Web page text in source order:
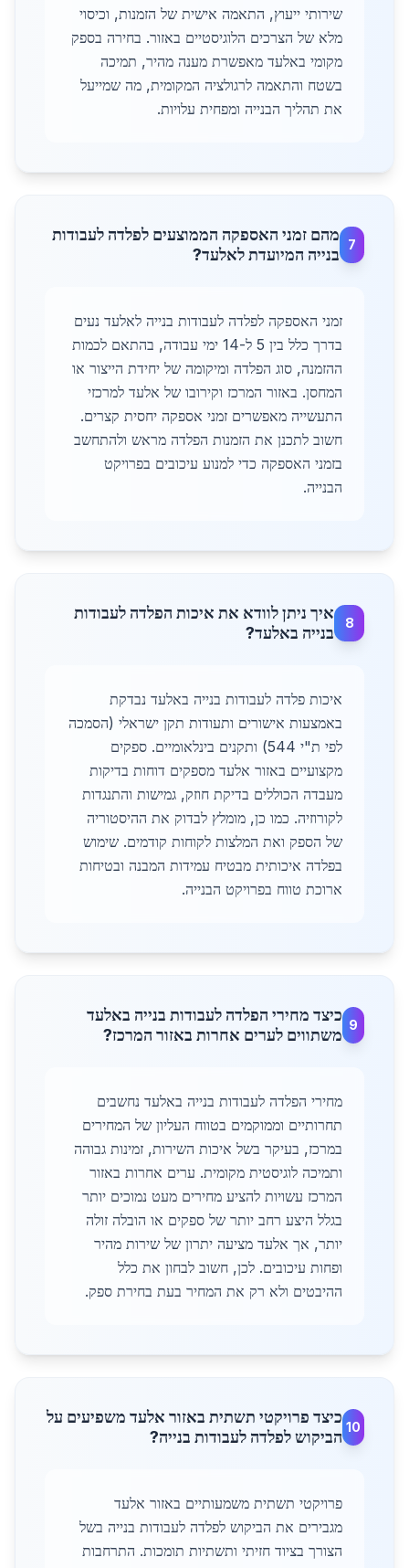
שירותי ייעוץ, התאמה אישית של הזמנות, וכיסוי
מלא של הצרכים הלוגיסטיים באזור. בחירה בספק
מקומי באלעד מאפשרת מענה מהיר, תמיכה
בשטח והתאמה לרגולציה המקומית, מה שמייעל
את תהליך הבנייה ומפחית עלויות.
7
מהם זמני האספקה הממוצעים לפלדה לעבודות
בנייה המיועדת לאלעד?
זמני האספקה לפלדה לעבודות בנייה לאלעד נעים
בדרך כלל בין 5 ל-14 ימי עבודה, בהתאם לכמות
ההזמנה, סוג הפלדה ומיקומה של יחידת הייצור או
המחסן. באזור המרכז וקירובו של אלעד למרכזי
התעשייה מאפשרים זמני אספקה יחסית קצרים.
חשוב לתכנן את הזמנות הפלדה מראש ולהתחשב
בזמני האספקה כדי למנוע עיכובים בפרויקט
הבנייה.
8
איך ניתן לוודא את איכות הפלדה לעבודות
בנייה באלעד?
איכות פלדה לעבודות בנייה באלעד נבדקת
באמצעות אישורים ותעודות תקן ישראלי (הסמכה
לפי ת"י 544) ותקנים בינלאומיים. ספקים
מקצועיים באזור אלעד מספקים דוחות בדיקות
מעבדה הכוללים בדיקת חוזק, גמישות והתנגדות
לקורוזיה. כמו כן, מומלץ לבדוק את ההיסטוריה
של הספק ואת המלצות לקוחות קודמים. שימוש
בפלדה איכותית מבטיח עמידות המבנה ובטיחות
ארוכת טווח בפרויקט הבנייה.
9
כיצד מחירי הפלדה לעבודות בנייה באלעד
משתווים לערים אחרות באזור המרכז?
מחירי הפלדה לעבודות בנייה באלעד נחשבים
תחרותיים וממוקמים בטווח העליון של המחירים
במרכז, בעיקר בשל איכות השירות, זמינות גבוהה
ותמיכה לוגיסטית מקומית. ערים אחרות באזור
המרכז עשויות להציע מחירים מעט נמוכים יותר
בגלל היצע רחב יותר של ספקים או הובלה זולה
יותר, אך אלעד מציעה יתרון של שירות מהיר
ופחות עיכובים. לכן, חשוב לבחון את כלל
ההיבטים ולא רק את המחיר בעת בחירת ספק.
10
כיצד פרויקטי תשתית באזור אלעד משפיעים על
הביקוש לפלדה לעבודות בנייה?
פרויקטי תשתית משמעותיים באזור אלעד
מגבירים את הביקוש לפלדה לעבודות בנייה בשל
הצורך בציוד חזיתי ותשתיות תומכות. התרחבות